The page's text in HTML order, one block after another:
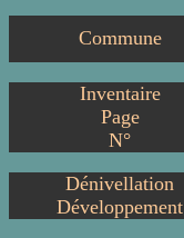
Commune
Inventaire
Page
N°
Dénivellation
Développement